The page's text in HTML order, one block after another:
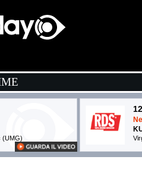
(UMG)